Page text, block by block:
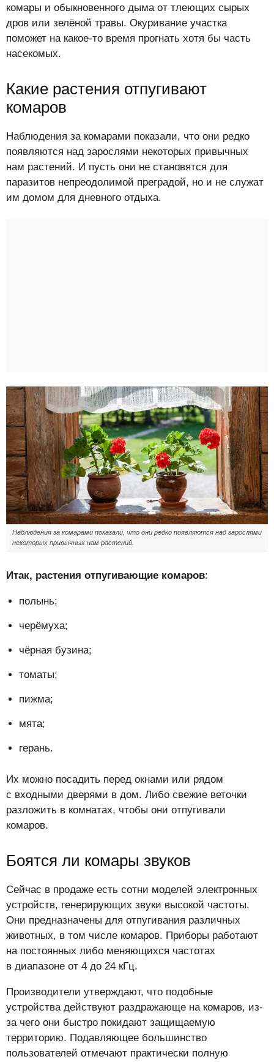
комары и обыкновенного дыма от тлеющих сырых
дров или зелёной травы. Окуривание участка
поможет на какое-то время прогнать хотя бы часть
насекомых.
Какие растения отпугивают
комаров
Наблюдения за комарами показали, что они редко
появляются над зарослями некоторых привычных
нам растений. И пусть они не становятся для
паразитов непреодолимой преградой, но и не служат
им домом для дневного отдыха.
Наблюдения за комарами показали, что они редко появляются над зарослями
некоторых привычных нам растений.
Итак, растения отпугивающие комаров:
полынь;
черёмуха;
чёрная бузина;
томаты;
пижма;
мята;
герань.
Их можно посадить перед окнами или рядом
с входными дверями в дом. Либо свежие веточки
разложить в комнатах, чтобы они отпугивали
комаров.
Боятся ли комары звуков
Сейчас в продаже есть сотни моделей электронных
устройств, генерирующих звуки высокой частоты.
Они предназначены для отпугивания различных
животных, в том числе комаров. Приборы работают
на постоянных либо меняющихся частотах
в диапазоне от 4 до 24 кГц.
Производители утверждают, что подобные
устройства действуют раздражающе на комаров, из-
за чего они быстро покидают защищаемую
территорию. Подавляющее большинство
пользователей отмечают практически полную